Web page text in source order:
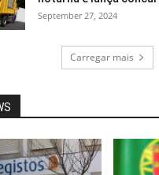
September 27, 2024
Carregar mais